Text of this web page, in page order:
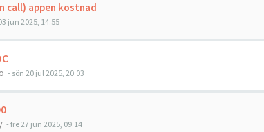
call) appen kostnad
jun 2025, 14:55
- sön 20 jul 2025, 20:03
- fre 27 jun 2025, 09:14